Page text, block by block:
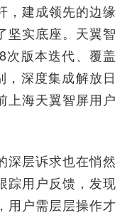
，建成领先的边缘
坚实底座。天翼智
次版本迭代、覆盖
深度集成解放日
上海天翼智屏用户
深层诉求也在悄然
踪用户反馈，发现
用户需层层操作才